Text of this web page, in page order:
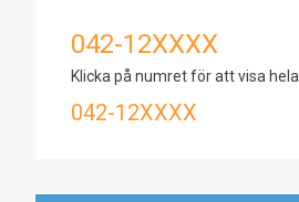
042-12XXXX
Klicka på numret för att visa hela
042-12XXXX